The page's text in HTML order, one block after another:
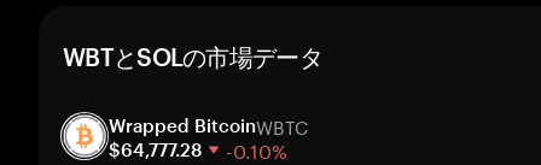
WBTとSOLの市場データ
Wrapped BitcoinWBTC
$64,777.28 -0.10%